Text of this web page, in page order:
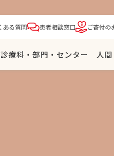
ある質問 患者相談窓口 ご寄付の
診療科・部門・センター ⼈